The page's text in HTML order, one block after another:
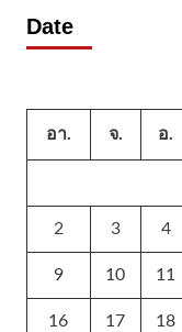
Date
อา. จ. อ.
2 3 4
9 10 11
16 17 18